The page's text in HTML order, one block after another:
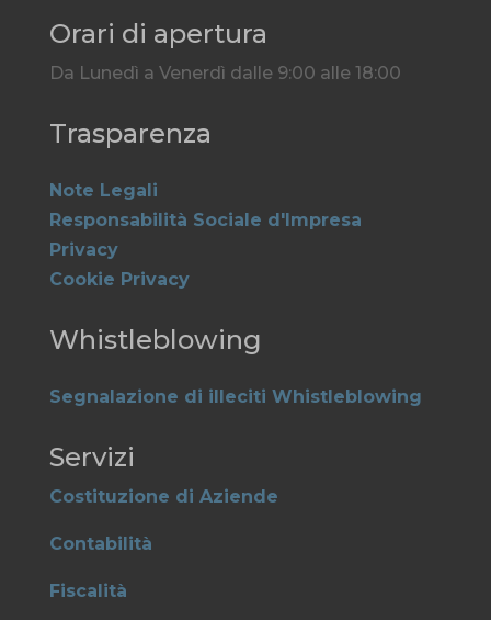
Orari di apertura
Da Lunedì a Venerdì dalle 9:00 alle 18:00
Trasparenza
Note Legali
Responsabilità Sociale d'Impresa
Privacy
Cookie Privacy
Whistleblowing
Segnalazione di illeciti Whistleblowing
Servizi
Costituzione di Aziende
Contabilità
Fiscalità